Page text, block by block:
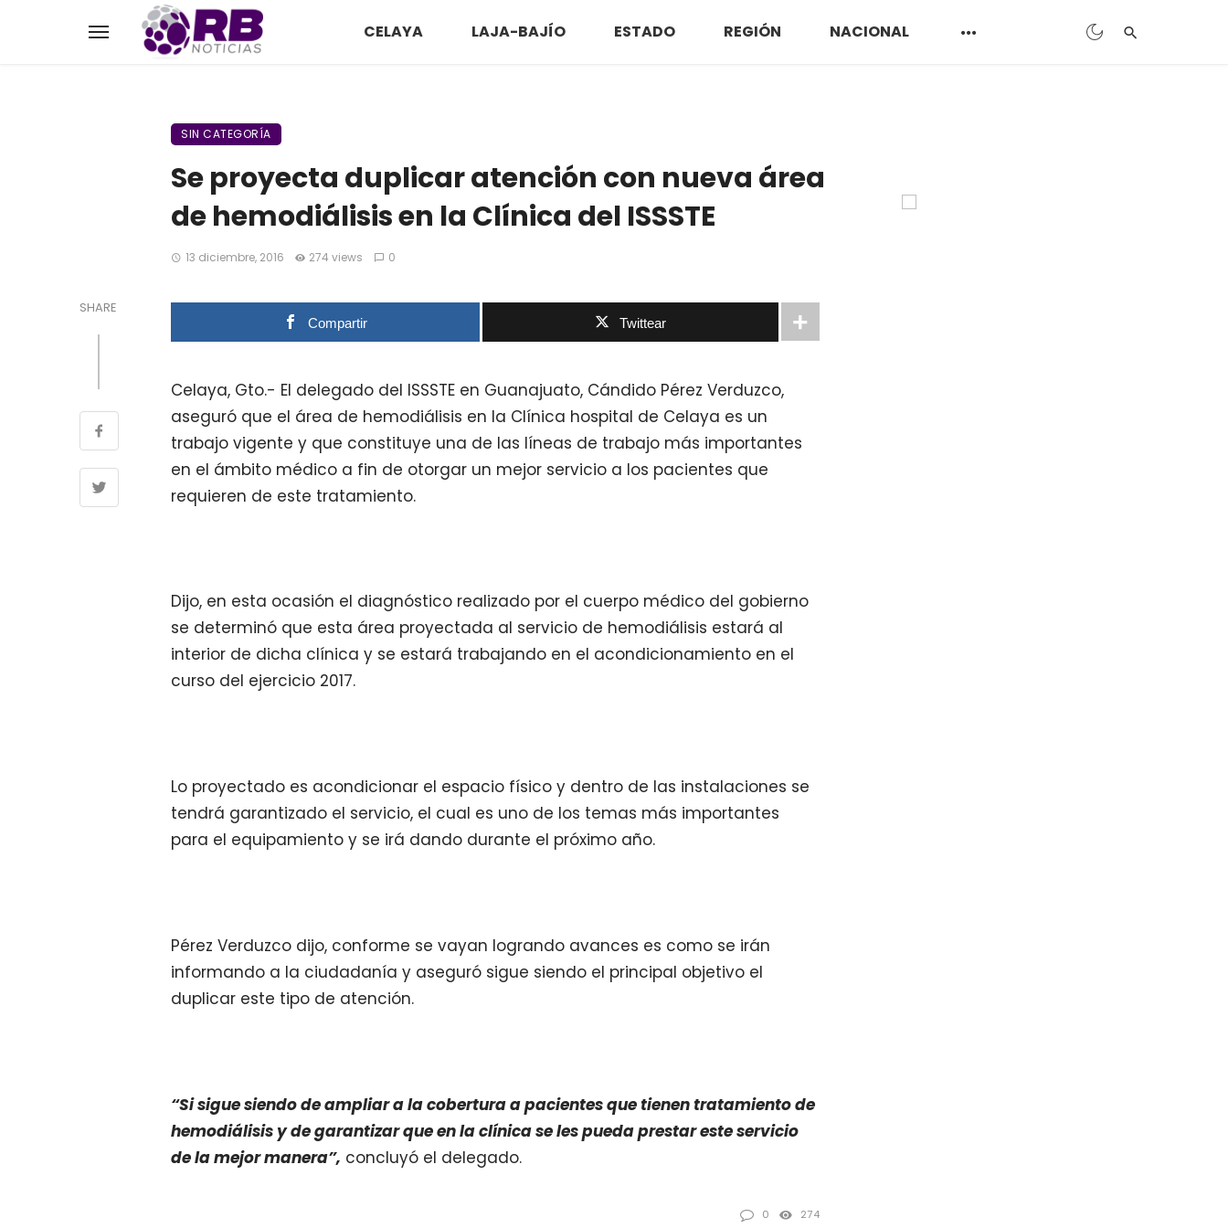
CELAYA LAJA-BAJÍO ESTADO REGIÓN NACIONAL
SIN CATEGORÍA
Se proyecta duplicar atención con nueva área
de hemodiálisis en la Clínica del ISSSTE
13 diciembre, 2016 274 views 0
SHARE
Compartir Twittear
Celaya, Gto.- El delegado del ISSSTE en Guanajuato, Cándido Pérez Verduzco,
aseguró que el área de hemodiálisis en la Clínica hospital de Celaya es un
trabajo vigente y que constituye una de las líneas de trabajo más importantes
en el ámbito médico a fin de otorgar un mejor servicio a los pacientes que
requieren de este tratamiento.
Dijo, en esta ocasión el diagnóstico realizado por el cuerpo médico del gobierno
se determinó que esta área proyectada al servicio de hemodiálisis estará al
interior de dicha clínica y se estará trabajando en el acondicionamiento en el
curso del ejercicio 2017.
Lo proyectado es acondicionar el espacio físico y dentro de las instalaciones se
tendrá garantizado el servicio, el cual es uno de los temas más importantes
para el equipamiento y se irá dando durante el próximo año.
Pérez Verduzco dijo, conforme se vayan logrando avances es como se irán
informando a la ciudadanía y aseguró sigue siendo el principal objetivo el
duplicar este tipo de atención.
“Si sigue siendo de ampliar a la cobertura a pacientes que tienen tratamiento de
hemodiálisis y de garantizar que en la clínica se les pueda prestar este servicio
de la mejor manera”, concluyó el delegado.
0 274